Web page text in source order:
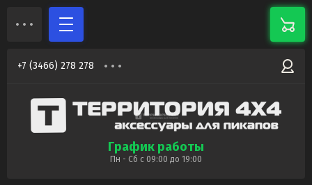
+7 (3466) 278 278
График работы
Пн - Сб с 09:00 до 19:00